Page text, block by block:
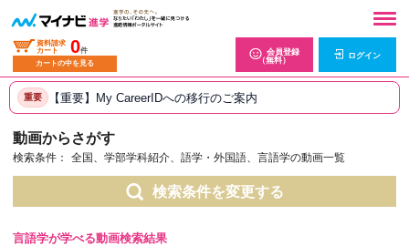
資料請求
カート
0件
カートの中を見る
会員登録
（無料）
ログイン
重要 【重要】My CareerIDへの移行のご案内
動画からさがす
検索条件： 全国、学部学科紹介、語学・外国語、言語学の動画一覧
検索条件を変更する
言語学が学べる動画検索結果